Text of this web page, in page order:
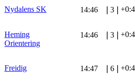
Nydalens SK 14:46 3
Heming
Orientering
14:46 3
Freidig 14:47 6